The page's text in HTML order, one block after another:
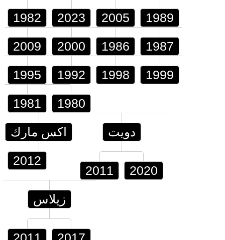
1982 2023 2005 1989
2009 2000 1986 1987
1995 1992 1998 1999
1981 1980
اكس مارك
2012
دويت
2011 2020
زيلاس